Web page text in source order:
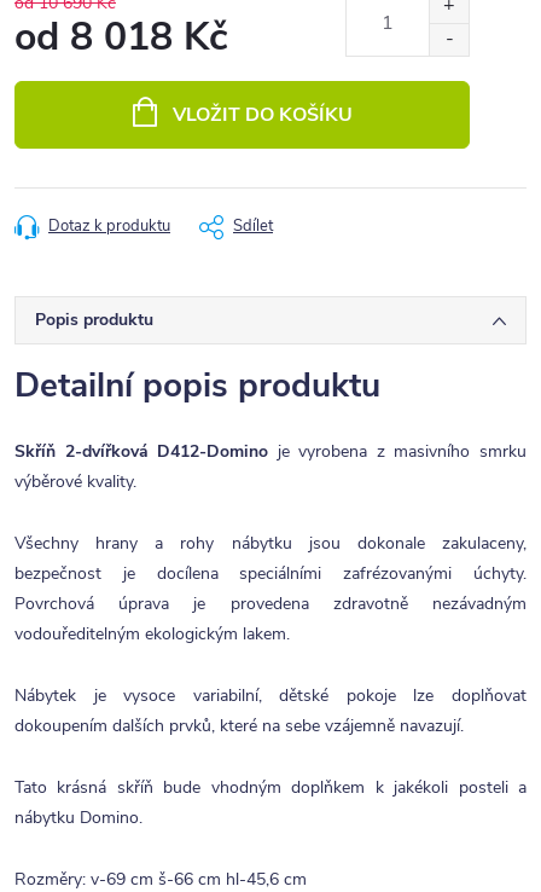
od 8 018 Kč
VLOŽIT DO KOŠÍKU
Dotaz k produktu Sdílet
Popis produktu
Detailní popis produktu
Skříň 2-dvířková D412-Domino je vyrobena z masivního smrku
výběrové kvality.
Všechny hrany a rohy nábytku jsou dokonale zakulaceny,
bezpečnost je docílena speciálními zafrézovanými úchyty.
Povrchová úprava je provedena zdravotně nezávadným
vodouředitelným ekologickým lakem.
Nábytek je vysoce variabilní, dětské pokoje lze doplňovat
dokoupením dalších prvků, které na sebe vzájemně navazují.
Tato krásná skříň bude vhodným doplňkem k jakékoli posteli a
nábytku Domino.
Rozměry: v-69 cm š-66 cm hl-45,6 cm